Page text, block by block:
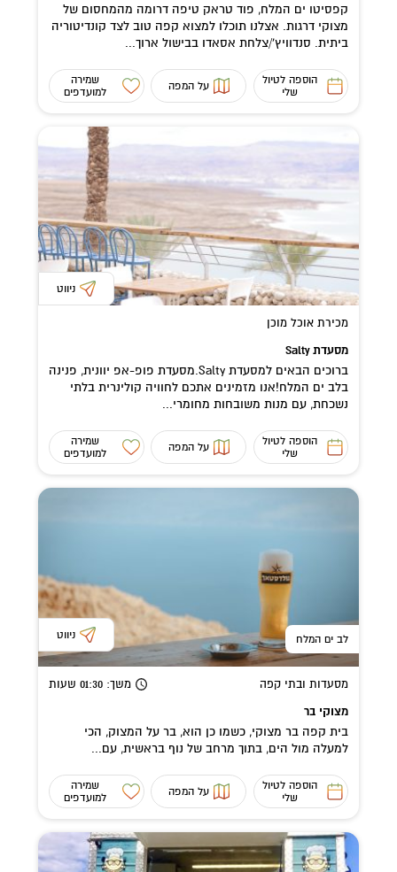
קפסיטו ים המלח, פוד טראק טיפה דרומה מהמחסום של
מצוקי דרגות. אצלנו תוכלו למצוא קפה טוב לצד קונדיטוריה
ביתית. סנדוויץ'/צלחת אסאדו בבישול ארוך...
הוספה לטיול
שלי
על המפה
שמירה
למועדפים
ניווט
מכירת אוכל מוכן
מסעדת Salty
ברוכים הבאים למסעדת Salty.מסעדת פופ-אפ יוונית, פנינה
בלב ים המלח!אנו מזמינים אתכם לחוויה קולינרית בלתי
נשכחת, עם מנות משובחות מחומרי...
הוספה לטיול
שלי
על המפה
שמירה
למועדפים
לב ים המלח ניווט
מסעדות ובתי קפה משך: 01:30 שעות
מצוקי בר
בית קפה בר מצוקי, כשמו כן הוא, בר על המצוק, הכי
למעלה מול הים, בתוך מרחב של נוף בראשית, עם...
הוספה לטיול
שלי
על המפה
שמירה
למועדפים